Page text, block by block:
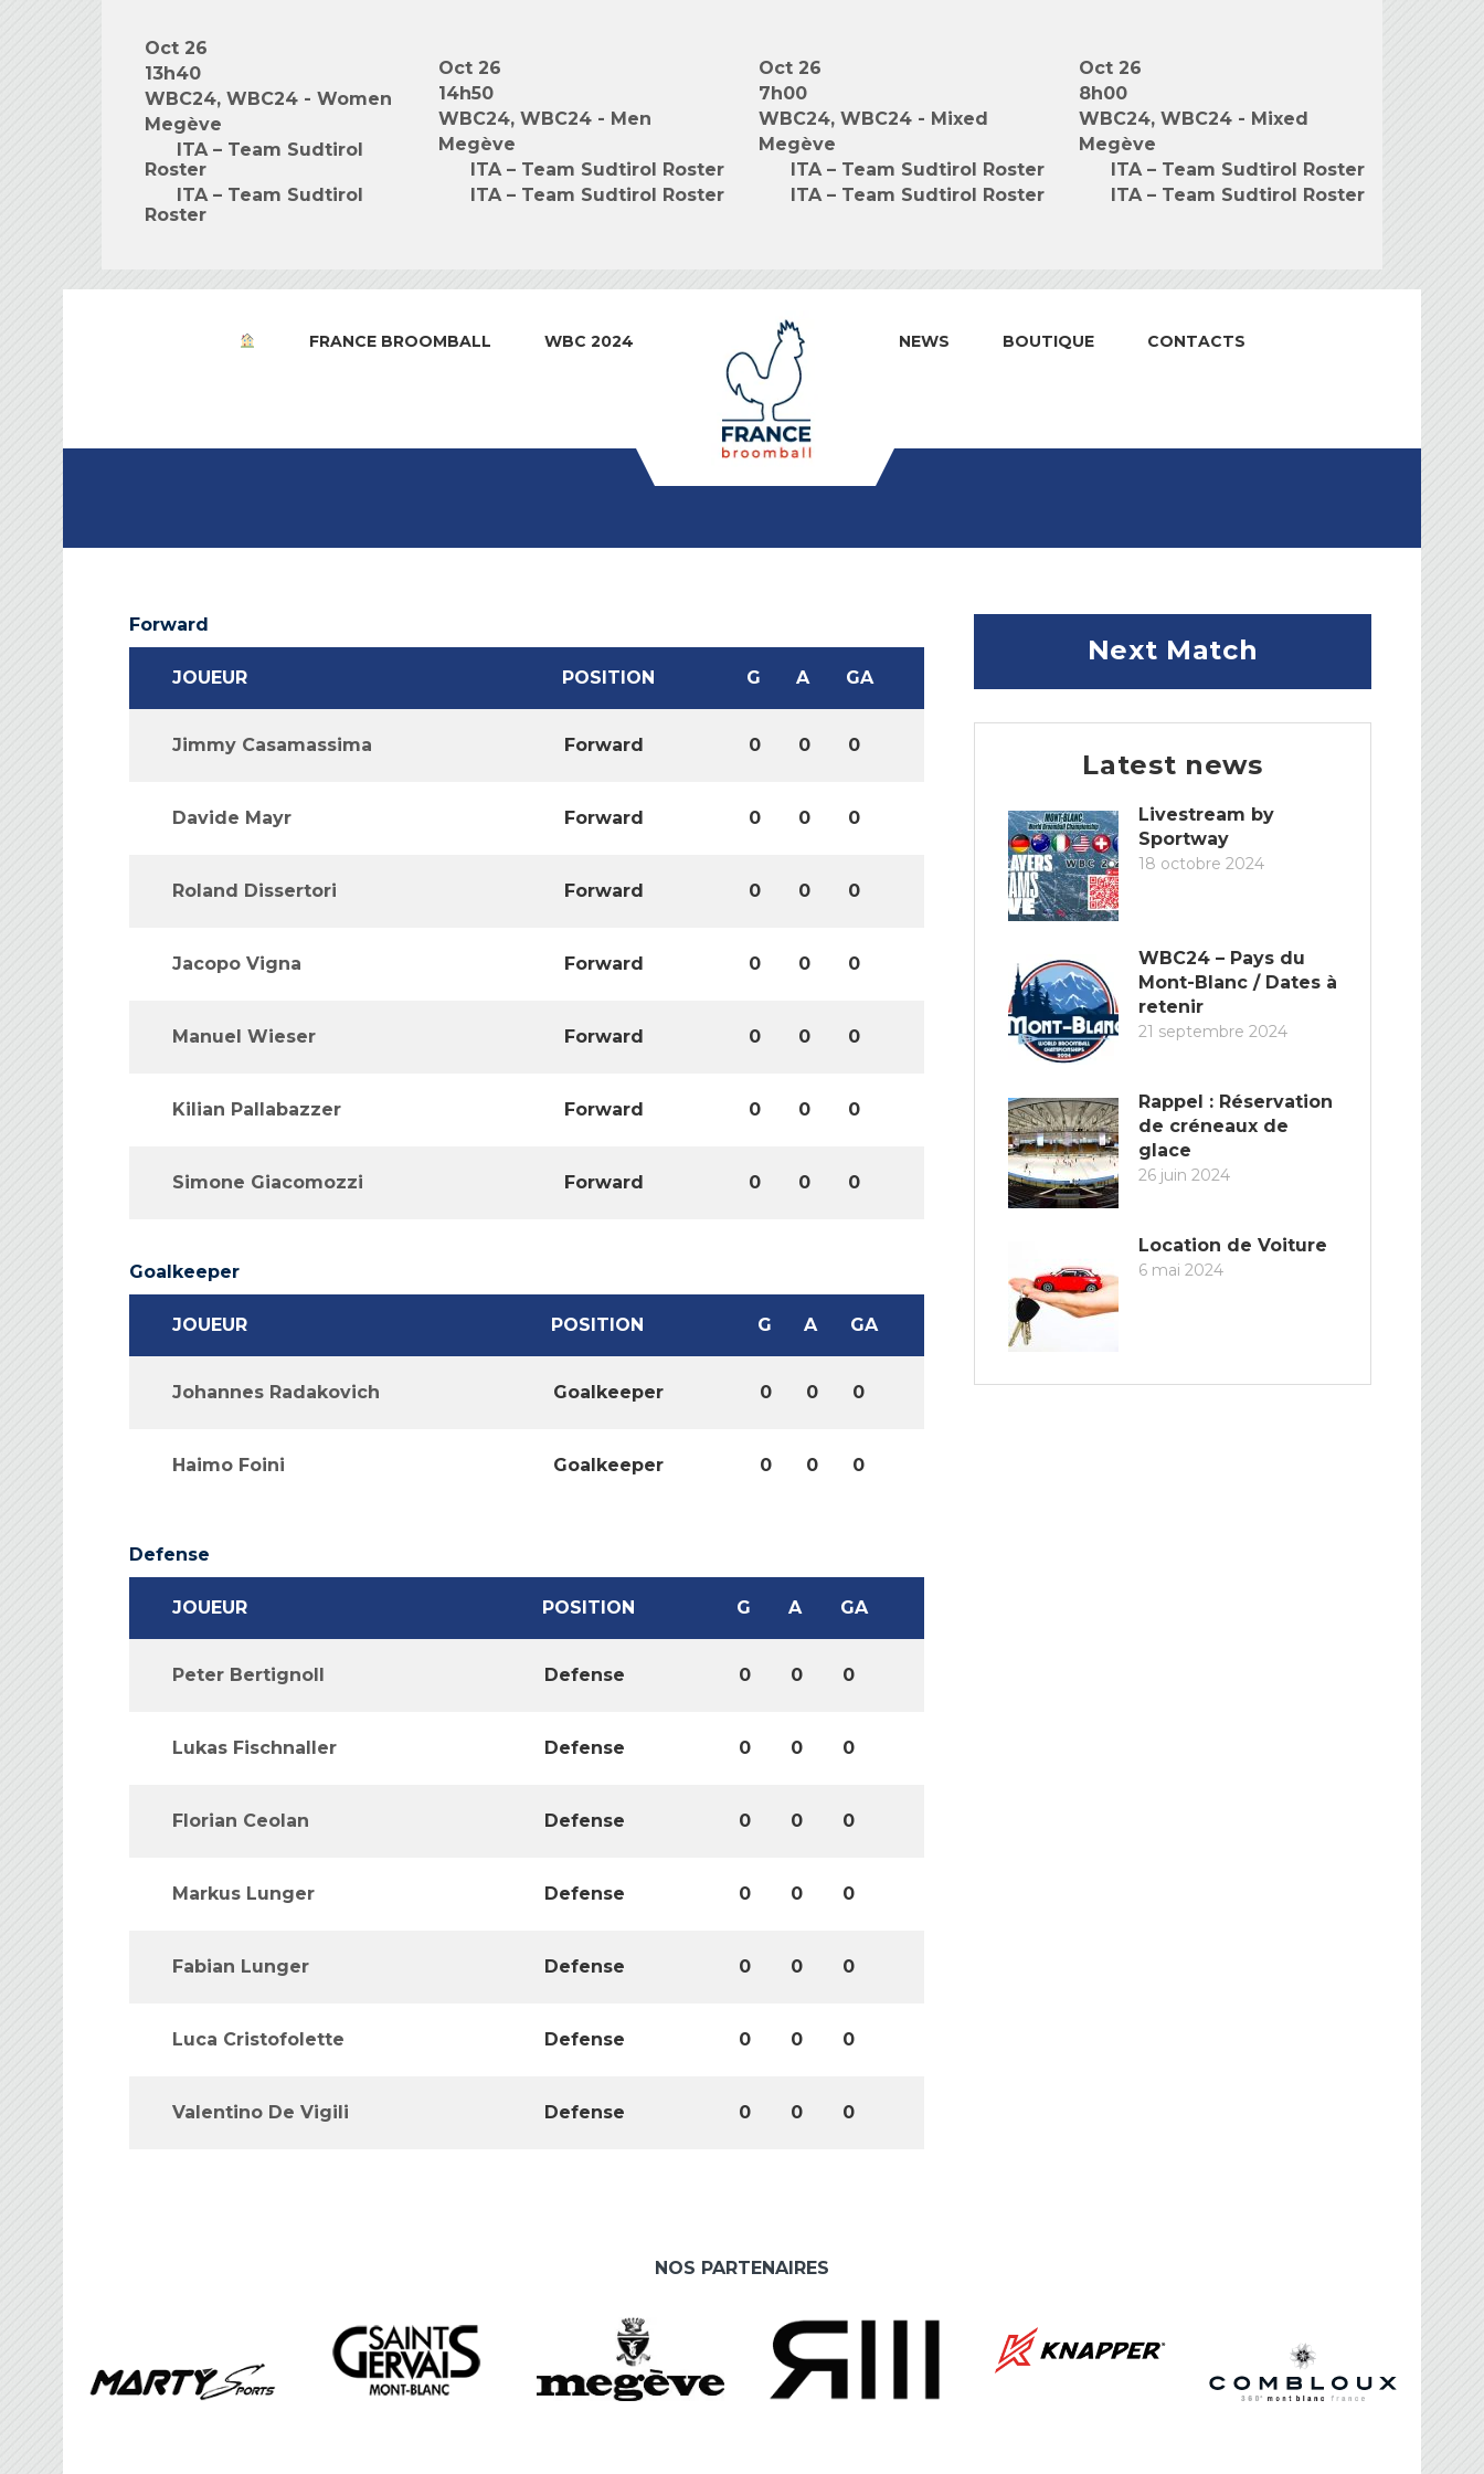
Oct 26
13h40
WBC24, WBC24 - Women
Megève
ITA – Team Sudtirol
Roster
ITA – Team Sudtirol
Roster
Oct 26
14h50
WBC24, WBC24 - Men
Megève
ITA – Team Sudtirol Roster
ITA – Team Sudtirol Roster
Oct 26
7h00
WBC24, WBC24 - Mixed
Megève
ITA – Team Sudtirol Roster
ITA – Team Sudtirol Roster
Oct 26
8h00
WBC24, WBC24 - Mixed
Megève
ITA – Team Sudtirol Roster
ITA – Team Sudtirol Roster
FRANCE BROOMBALL WBC 2024 NEWS BOUTIQUE CONTACTS
Forward
JOUEUR POSITION G A GA
Jimmy Casamassima Forward 0 0 0
Davide Mayr Forward 0 0 0
Roland Dissertori Forward 0 0 0
Jacopo Vigna Forward 0 0 0
Manuel Wieser Forward 0 0 0
Kilian Pallabazzer Forward 0 0 0
Simone Giacomozzi Forward 0 0 0
Goalkeeper
JOUEUR POSITION G A GA
Johannes Radakovich Goalkeeper 0 0 0
Haimo Foini Goalkeeper 0 0 0
Defense
JOUEUR POSITION G A GA
Peter Bertignoll Defense 0 0 0
Lukas Fischnaller Defense 0 0 0
Florian Ceolan Defense 0 0 0
Markus Lunger Defense 0 0 0
Fabian Lunger Defense 0 0 0
Luca Cristofolette Defense 0 0 0
Valentino De Vigili Defense 0 0 0
Next Match
Latest news
Livestream by
Sportway
18 octobre 2024
WBC24 – Pays du
Mont-Blanc / Dates à
retenir
21 septembre 2024
Rappel : Réservation
de créneaux de
glace
26 juin 2024
Location de Voiture
6 mai 2024
NOS PARTENAIRES